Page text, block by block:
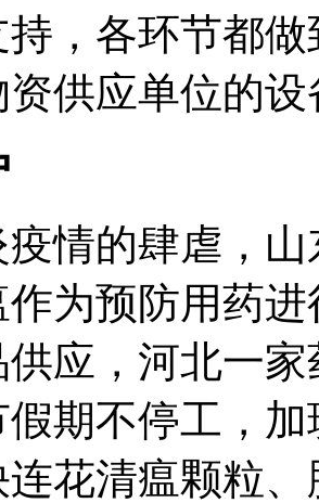
，各环节都
供应单位的
疫情的肆虐，
为预防用药
供应，河北一
期不停工，
花清瘟颗粒